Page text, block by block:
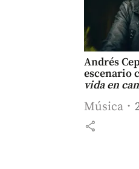
Andrés
escenario
vida en
Música
share